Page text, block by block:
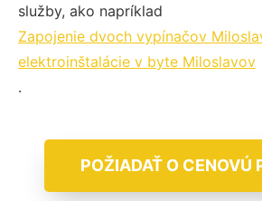
služby, ako napríklad
Zapojenie dvoch vypínačov
elektroinštalácie v byte Miloslavov
.
POŽIADAŤ O CENOVÚ